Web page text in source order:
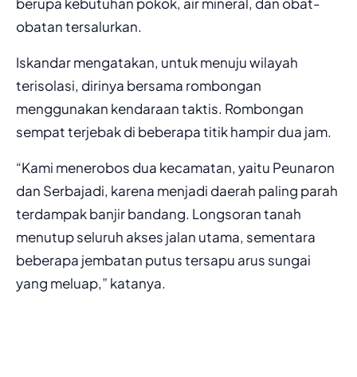
obatan tersalurkan.
Iskandar mengatakan, untuk menuju wilayah
terisolasi, dirinya bersama rombongan
menggunakan kendaraan taktis. Rombongan
sempat terjebak di beberapa titik hampir dua jam.
“Kami menerobos dua kecamatan, yaitu Peunaron
dan Serbajadi, karena menjadi daerah paling parah
terdampak banjir bandang. Longsoran tanah
menutup seluruh akses jalan utama, sementara
beberapa jembatan putus tersapu arus sungai
yang meluap,” katanya.